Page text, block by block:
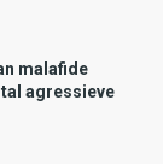
malafide
agressieve